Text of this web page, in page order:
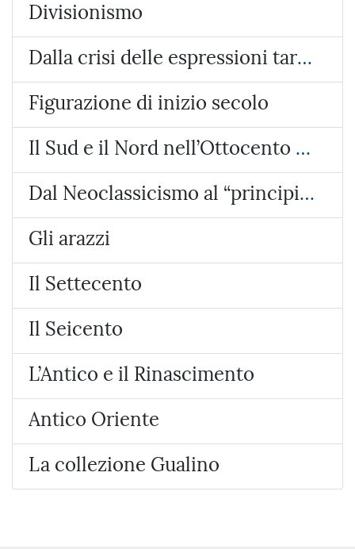
Divisionismo
Dalla crisi delle espressioni tardo-ottocentesche alle avanguardie e al “ritorno all’ordine”
Figurazione di inizio secolo
Il Sud e il Nord nell’Ottocento italiano
Dal Neoclassicismo al “principio di verità”
Gli arazzi
Il Settecento
Il Seicento
L’Antico e il Rinascimento
Antico Oriente
La collezione Gualino